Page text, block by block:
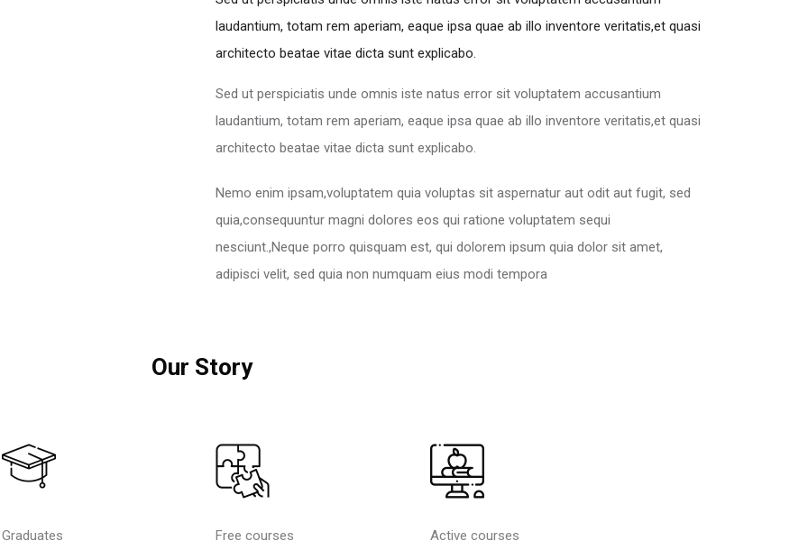
laudantium, totam rem aperiam, eaque ipsa quae ab illo inventore veritatis,et quasi
architecto beatae vitae dicta sunt explicabo.
Sed ut perspiciatis unde omnis iste natus error sit voluptatem accusantium
laudantium, totam rem aperiam, eaque ipsa quae ab illo inventore veritatis,et quasi
architecto beatae vitae dicta sunt explicabo.
Nemo enim ipsam,voluptatem quia voluptas sit aspernatur aut odit aut fugit, sed
quia,consequuntur magni dolores eos qui ratione voluptatem sequi
nesciunt.,Neque porro quisquam est, qui dolorem ipsum quia dolor sit amet,
adipisci velit, sed quia non numquam eius modi tempora
Our Story
Graduates Free courses Active courses